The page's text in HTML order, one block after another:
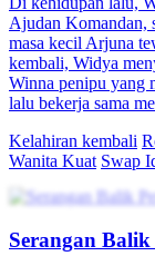
Sang Juara Kembali
Pembalasan
Chapters: 80
"Dalam keluarga
usahanya sendiri
tahun tidak pulang,
halamannya.
serakah seperti